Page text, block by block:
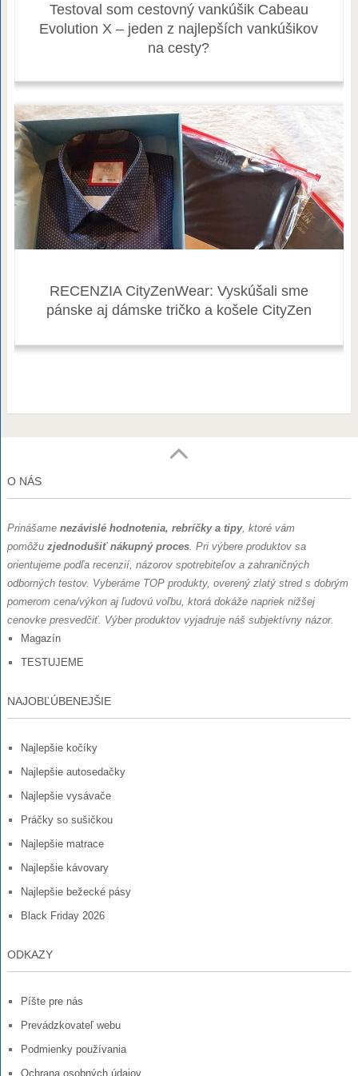
Testoval som cestovný vankúšik Cabeau
Evolution X – jeden z najlepších vankúšikov
na cesty?
RECENZIA CityZenWear: Vyskúšali sme
pánske aj dámske tričko a košele CityZen
O NÁS
Prinášame nezávislé hodnotenia, rebríčky a tipy, ktoré vám
pomôžu zjednodušiť nákupný proces. Pri výbere produktov sa
orientujeme podľa recenzií, názorov spotrebiteľov a zahraničných
odborných testov. Vyberáme TOP produkty, overený zlatý stred s dobrým
pomerom cena/výkon aj ľudovú voľbu, ktorá dokáže napriek nižšej
cenovke presvedčiť. Výber produktov vyjadruje náš subjektívny názor.
Magazín
TESTUJEME
NAJOBĽÚBENEJŠIE
Najlepšie kočíky
Najlepšie autosedačky
Najlepšie vysávače
Práčky so sušičkou
Najlepšie matrace
Najlepšie kávovary
Najlepšie bežecké pásy
Black Friday 2026
ODKAZY
Píšte pre nás
Prevádzkovateľ webu
Podmienky používania
Ochrana osobných údajov